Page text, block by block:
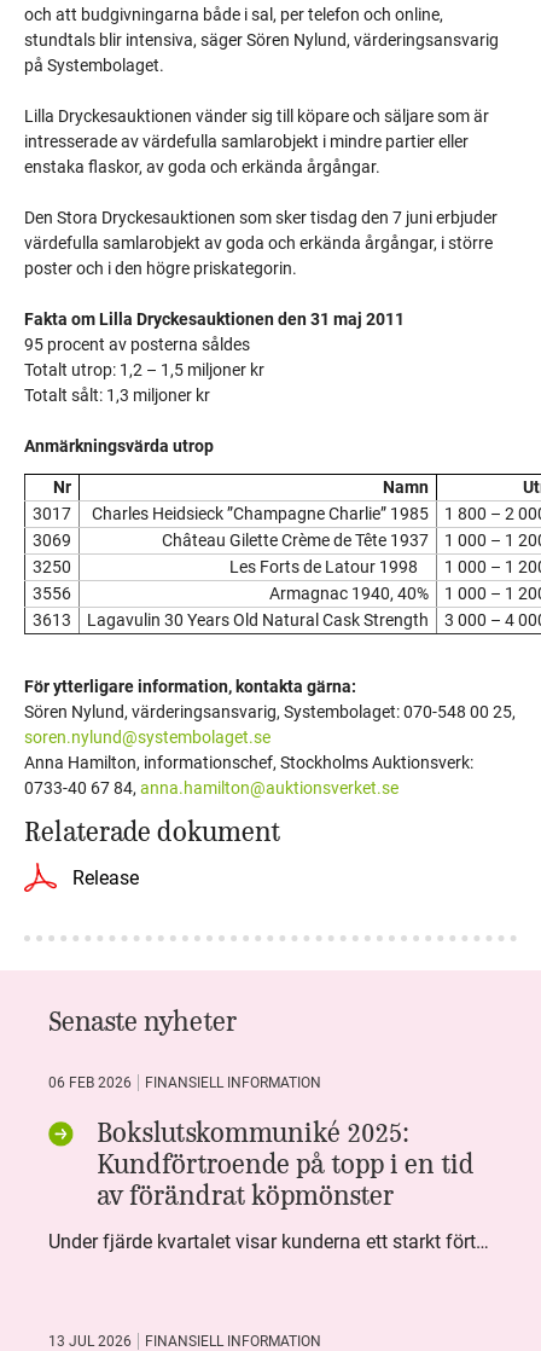
och att budgivningarna både i sal, per telefon och online,
stundtals blir intensiva, säger Sören Nylund, värderingsansvarig
på Systembolaget.
Lilla Dryckesauktionen vänder sig till köpare och säljare som är
intresserade av värdefulla samlarobjekt i mindre partier eller
enstaka flaskor, av goda och erkända årgångar.
Den Stora Dryckesauktionen som sker tisdag den 7 juni erbjuder
värdefulla samlarobjekt av goda och erkända årgångar, i större
poster och i den högre priskategorin.
Fakta om Lilla Dryckesauktionen den 31 maj 2011
95 procent av posterna såldes
Totalt utrop: 1,2 – 1,5 miljoner kr
Totalt sålt: 1,3 miljoner kr
Anmärkningsvärda utrop
Nr Namn
3017
Charles Heidsieck ”Champagne Charlie” 1985
1 800 – 2
3069
Château Gilette Crème de Tête 1937
1 000 – 1
3250
Les Forts de Latour 1998
1 000 – 1
3556
Armagnac 1940, 40%
1 000 – 1
3613
Lagavulin 30 Years Old Natural Cask Strength 3 000 – 4
För ytterligare information, kontakta gärna:
Sören Nylund, värderingsansvarig, Systembolaget: 070-548 00 25,
soren.nylund@systembolaget.se
Anna Hamilton, informationschef, Stockholms Auktionsverk:
0733-40 67 84, anna.hamilton@auktionsverket.se
Relaterade dokument
Release
Senaste nyheter
06 FEB 2026 FINANSIELL INFORMATION
Bokslutskommuniké 2025:
Kundförtroende på topp i en tid
av förändrat köpmönster
Under fjärde kvartalet visar kunderna ett starkt förtroende för Systembolaget. Nöjd Kund Index (NKI) når en ny rekordnivå och bidrar till att även helåret avslutar starkt. Arbetet med ansvarsfull försäljning ger tydliga resultat där ålderskontroller når sina högsta nivåer någonsin. Samtidigt fortsätter kundernas val att förändras. Allt fler väljer öl och drycker med lägre alkoholhalt. Vi ser också en lägre försäljningsvolym under kvartalet, en utveckling som ligger i linje med den långsiktiga minskningen i alkoholkonsumtionen i Sverige. De officiella konsumtionssiffrorna från CAN för 2025 kommer först under våren men försäljningssiffrorna pekar åt samma håll.
13 JUL 2026 FINANSIELL INFORMATION